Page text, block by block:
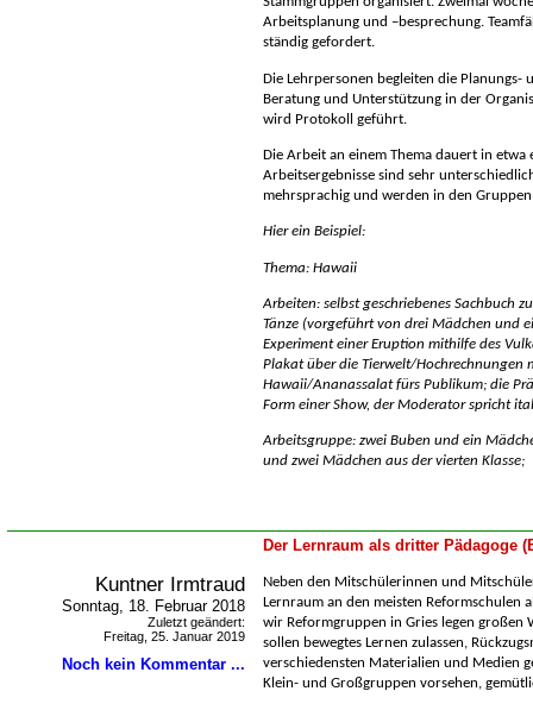
Arbeitsplanung und –besprechung.
ständig gefordert.
Die Lehrpersonen begleiten die Planungs-
Beratung und Unterstützung in der
wird Protokoll geführt.
Die Arbeit an einem Thema dauert in etwa
Arbeitsergebnisse sind sehr
mehrsprachig und werden in den
Hier ein Beispiel:
Thema: Hawaii
Arbeiten: selbst geschriebenes Sachbuch
Tänze (vorgeführt von drei Mädchen und
Experiment einer Eruption mithilfe des
Plakat über die Tierwelt/Hochrechnungen
Hawaii/Ananassalat fürs Publikum; die
Form einer Show, der Moderator spricht
Arbeitsgruppe: zwei Buben und ein
und zwei Mädchen aus der vierten Klasse;
Der Lernraum als dritter Pädagoge
Kuntner Irmtraud
Sonntag, 18. Februar 2018
Zuletzt geändert:
Freitag, 25. Januar 2019
Noch kein Kommentar ...
Neben den Mitschülerinnen und
Lernraum an den meisten Reformschulen
wir Reformgruppen in Gries legen großen
sollen bewegtes Lernen zulassen,
verschiedensten Materialien und Medien
Klein- und Großgruppen vorsehen,